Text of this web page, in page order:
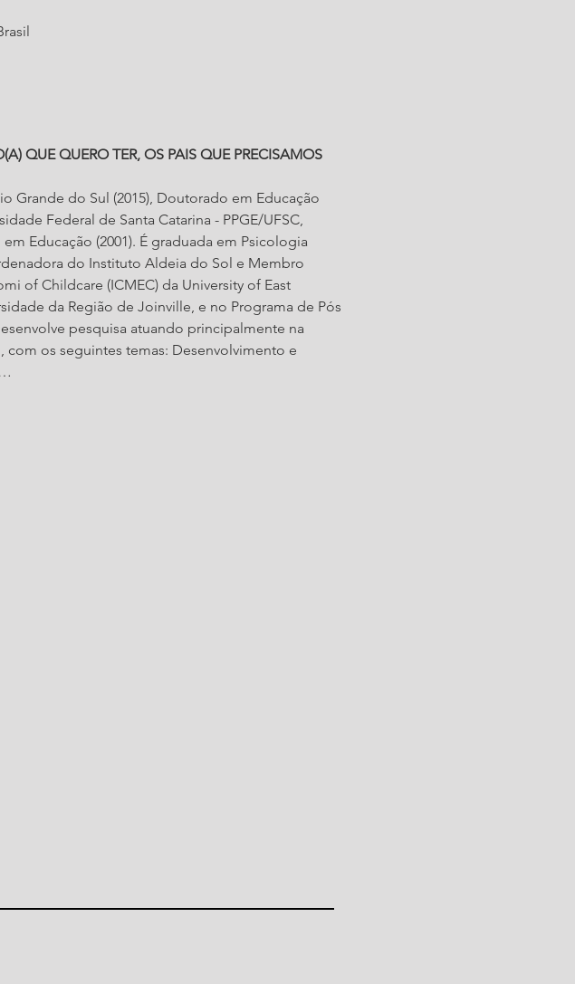
QUE QUERO TER, OS PAIS QUE PRECISAMOS
Grande do Sul (2015), Doutorado em Educação
Federal de Santa Catarina - PPGE/UFSC,
Educação (2001). É graduada em Psicologia
do Instituto Aldeia do Sol e Membro
of Childcare (ICMEC) da University of East
da Região de Joinville, e no Programa de Pós
pesquisa atuando principalmente na
os seguintes temas: Desenvolvimento e